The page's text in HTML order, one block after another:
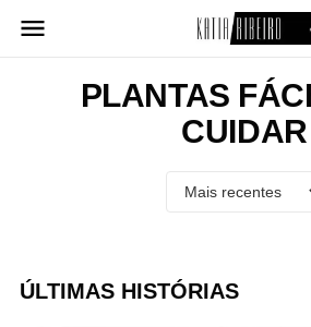
para
PLANTAS
CUIDAR
ÚLTIMAS HISTÓRIAS